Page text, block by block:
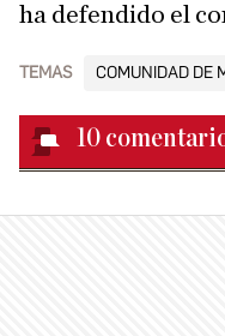
ha defendido el
TEMAS COMUNIDAD DE
10